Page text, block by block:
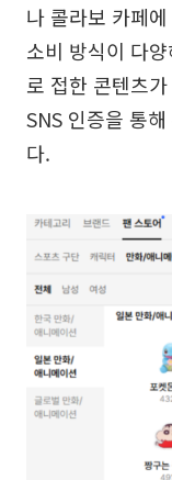
나 콜라보 카페
소비 방식이 다
로 접한 콘텐츠
SNS 인증을 통
다.